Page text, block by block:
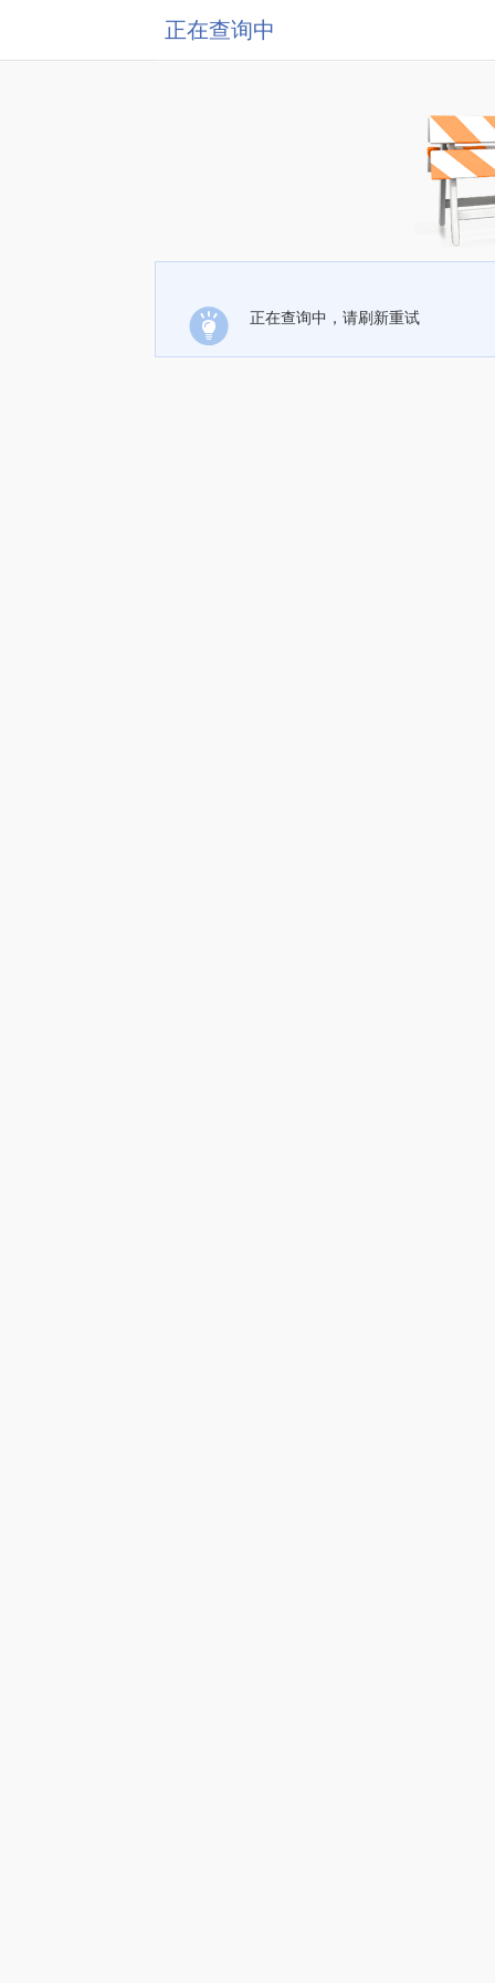
正在查询中
正在查询中，请刷新重试